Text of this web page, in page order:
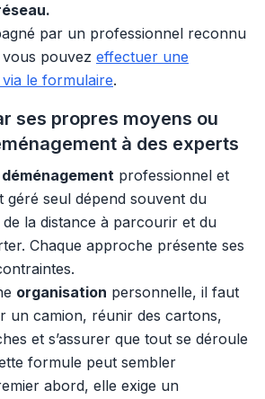
par un professionnel reconnu
pouvez effectuer une
le formulaire.
ses propres moyens ou
à des experts
déménagement professionnel et
géré seul dépend souvent du
la distance à parcourir et du
Chaque approche présente ses
organisation personnelle, il faut
un camion, réunir des cartons,
et s’assurer que tout se déroule
formule peut sembler
abord, elle exige un